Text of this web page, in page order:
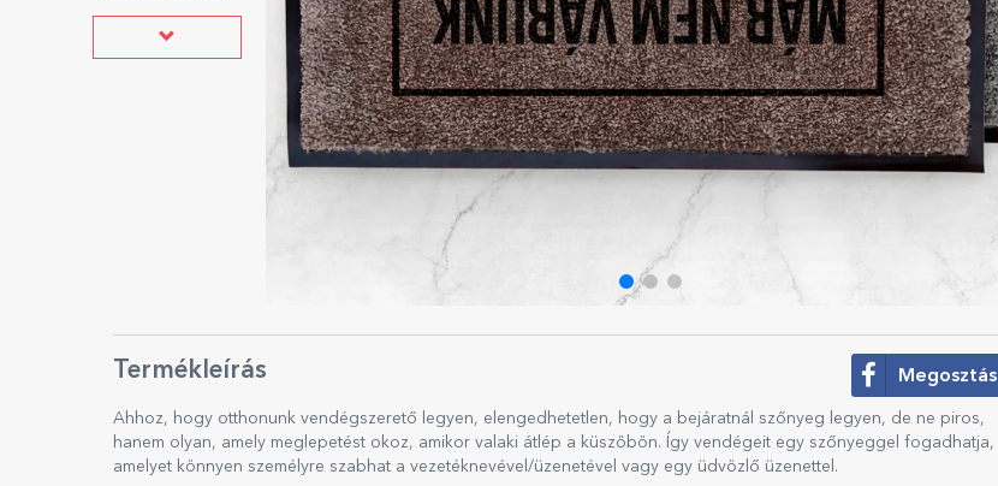
Termékleírás Megosztás
Ahhoz, hogy otthonunk vendégszerető legyen, elengedhetetlen, hogy a bejáratnál szőnyeg legyen, de ne piros,
hanem olyan, amely meglepetést okoz, amikor valaki átlép a küszöbön. Így vendégeit egy szőnyeggel fogadhatja,
amelyet könnyen személyre szabhat a vezetéknevével/üzenetével vagy egy üdvözlő üzenettel.